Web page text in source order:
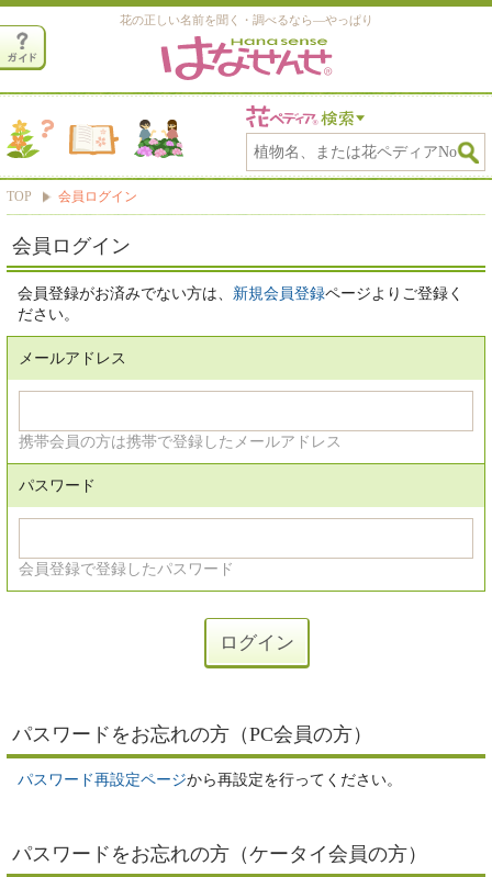
花の正しい名前を聞く・調べるなら―やっぱり
TOP 会員ログイン
会員ログイン
会員登録がお済みでない方は、 新規会員登録ページよりご登録く
ださい。
メールアドレス
携帯会員の方は携帯で登録したメールアドレス
パスワード
会員登録で登録したパスワード
パスワードをお忘れの方（PC会員の方）
パスワード再設定ページから再設定を行ってください。
パスワードをお忘れの方（ケータイ会員の方）